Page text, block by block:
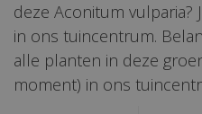
deze Aconitum vulparia?
in ons tuincentrum.
alle planten in deze
moment) in ons